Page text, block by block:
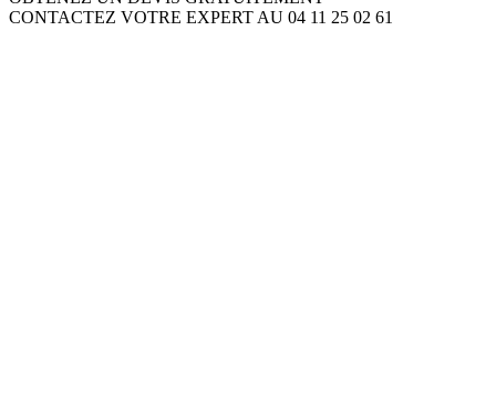
CONTACTEZ VOTRE EXPERT AU 04 11 25 02 61